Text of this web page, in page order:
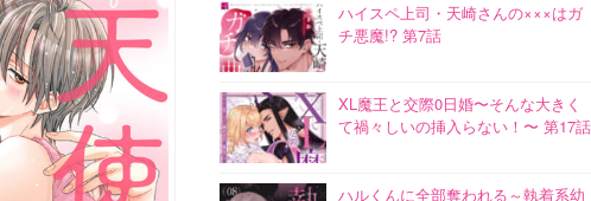
ハイスペ上司・天崎さんの×××はガ
チ悪魔!? 第7話
XL魔王と交際0日婚〜そんな大きく
て禍々しいの挿入らない！〜 第17話
ハルくんに全部奪われる～執着系幼